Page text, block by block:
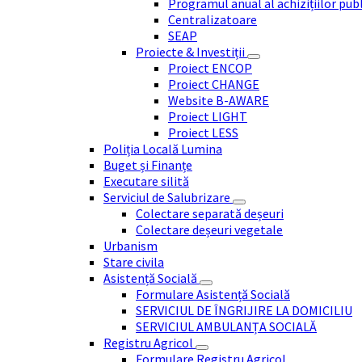
Programul anual al achizițiilor
Centralizatoare
SEAP
Proiecte & Investiții
Proiect ENCOP
Proiect CHANGE
Website B-AWARE
Proiect LIGHT
Proiect LESS
Poliția Locală Lumina
Buget și Finanțe
Executare silită
Serviciul de Salubrizare
Colectare separată deșeuri
Colectare deșeuri vegetale
Urbanism
Stare civila
Asistență Socială
Formulare Asistență Socială
SERVICIUL DE ÎNGRIJIRE LA DOMICILIU
SERVICIUL AMBULANȚA SOCIALĂ
Registru Agricol
Formulare Registru Agricol